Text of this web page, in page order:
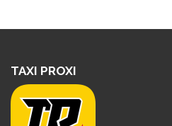
TAXI PROXI